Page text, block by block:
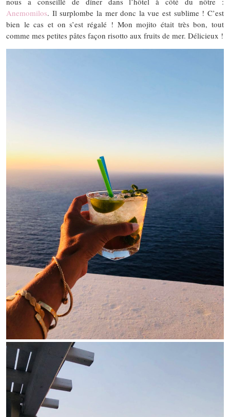
Anemomilos. Il surplombe la mer donc la vue est sublime ! C’est
bien le cas et on s’est régalé ! Mon mojito était très bon, tout
comme mes petites pâtes façon risotto aux fruits de mer. Délicieux !